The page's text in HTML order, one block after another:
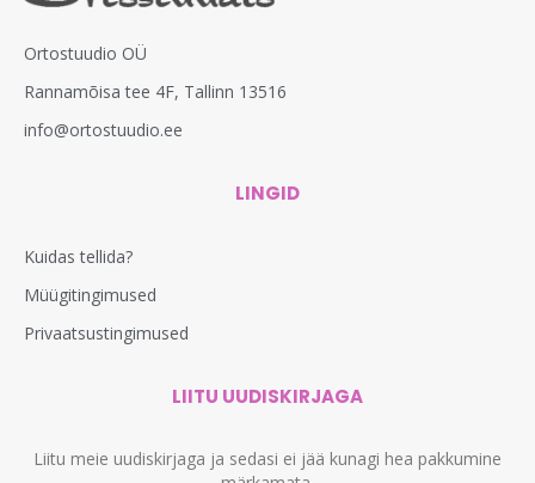
Ortostuudio OÜ
Rannamõisa tee 4F, Tallinn 13516
info@ortostuudio.ee
LINGID
Kuidas tellida?
Müügitingimused
Privaatsustingimused
LIITU UUDISKIRJAGA
Liitu meie uudiskirjaga ja sedasi ei jää kunagi hea pakkumine